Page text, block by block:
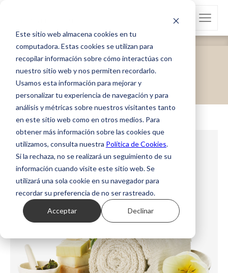
Este sitio web almacena cookies en tu
computadora. Estas cookies se utilizan para
recopilar información sobre cómo interactúas con
nuestro sitio web y nos permiten recordarlo.
Usamos esta información para mejorar y
personalizar tu experiencia de navegación y para
análisis y métricas sobre nuestros visitantes tanto
en este sitio web como en otros medios. Para
obtener más información sobre las cookies que
utilizamos, consulta nuestra Política de Cookies.
Si la rechaza, no se realizará un seguimiento de su
información cuando visite este sitio web. Se
utilizará una sola cookie en su navegador para
recordar su preferencia de no ser rastreado.
Acceptar Declinar
Refreshing Bath Sets
Portada Refreshing Bath Sets